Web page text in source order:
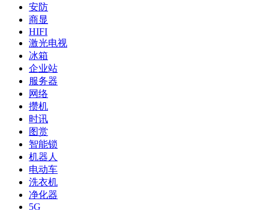
安防
商显
HIFI
激光电视
冰箱
企业站
服务器
网络
攒机
时讯
图赏
智能锁
机器人
电动车
洗衣机
净化器
5G